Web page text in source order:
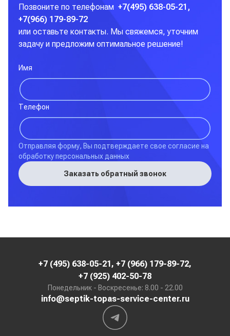
Позвоните по телефонам +7(495) 638-05-21,
+7(966) 179-89-72
или оставьте контакты. Мы свяжемся, уточним
задачу и предложим оптимальное решение!
Имя
Телефон
Отправляя форму, Вы подтверждаете свое согласие на
обработку персональных данных
Заказать обратный звонок
+7 (495) 638-05-21, +7 (966) 179-89-72,
+7 (925) 402-50-78
Понедельник - Воскресенье: 8.00 - 22.00
info@septik-topas-service-center.ru